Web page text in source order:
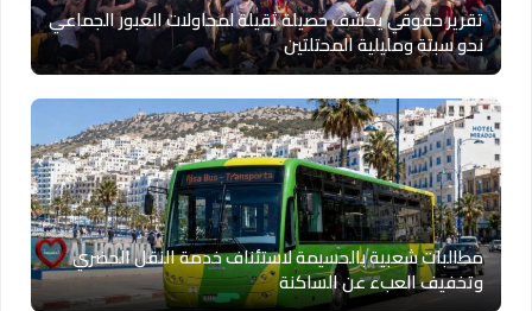
تقرير حقوقي يكشف حصيلة ثقيلة لمحاولات العبور الجماعي
نحو سبتة ومليلية المحتلتين
مطالبات شعبية بالحسيمة لاستئناف خدمة النقل الحضري
وتخفيف العبء عن الساكنة